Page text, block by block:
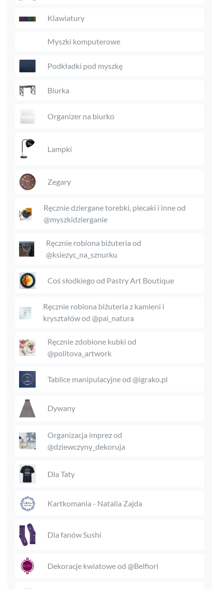
Klawiatury
Myszki komputerowe
Podkładki pod myszkę
Biurka
Organizer na biurko
Lampki
Zegary
Ręcznie dziergane torebki, plecaki i inne od
@myszkidzierganie
Ręcznie robiona biżuteria od
@ksiezyc_na_sznurku
Coś słodkiego od Pastry Art Boutique
Ręcznie robiona biżuteria z kamieni i
kryształów od @pai_natura
Ręcznie zdobione kubki od
@politova_artwork
Tablice manipulacyjne od @igrako.pl
Dywany
Organizacja imprez od
@dziewczyny_dekoruja
Dla Taty
Kartkomania - Natalia Zajda
Dla fanów Sushi
Dekoracje kwiatowe od @Belfiori